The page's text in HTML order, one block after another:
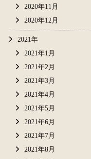
2020年11月
2020年12月
2021年
2021年1月
2021年2月
2021年3月
2021年4月
2021年5月
2021年6月
2021年7月
2021年8月